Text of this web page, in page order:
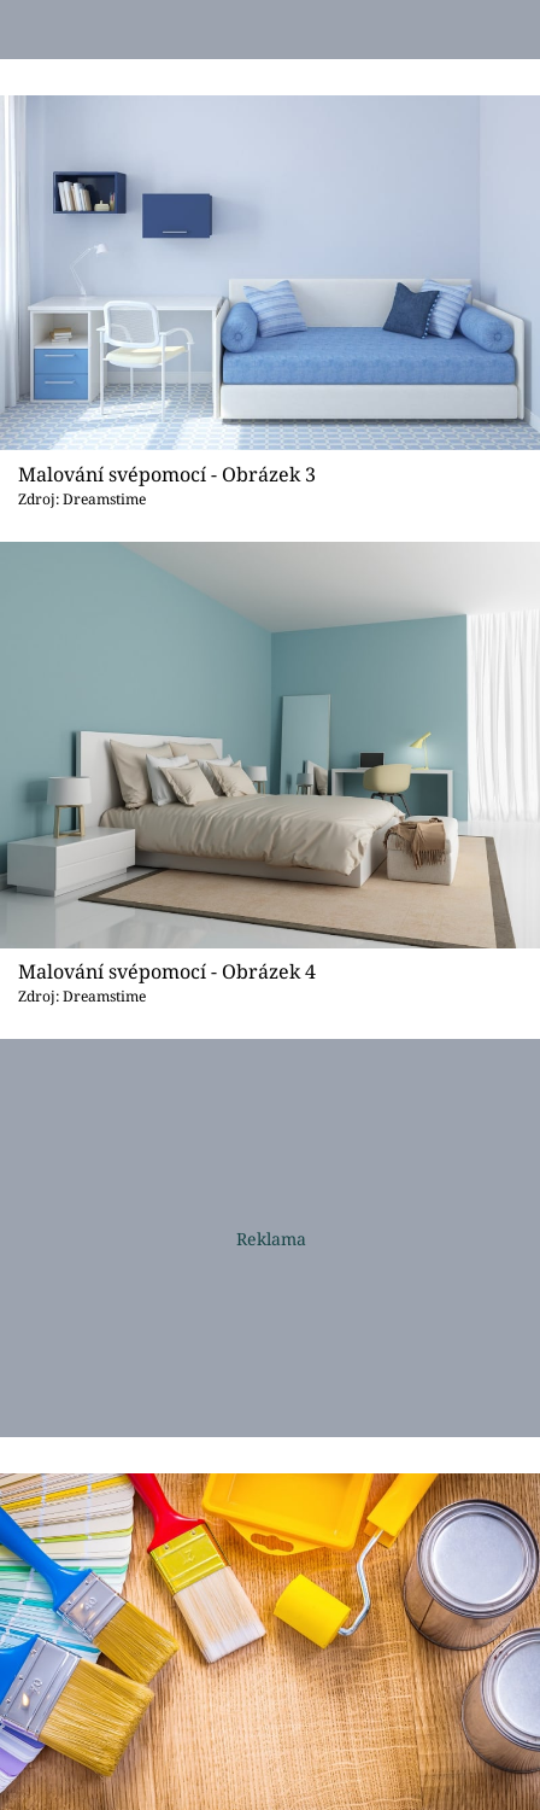
Malování svépomocí - Obrázek 3
Zdroj: Dreamstime
Malování svépomocí - Obrázek 4
Zdroj: Dreamstime